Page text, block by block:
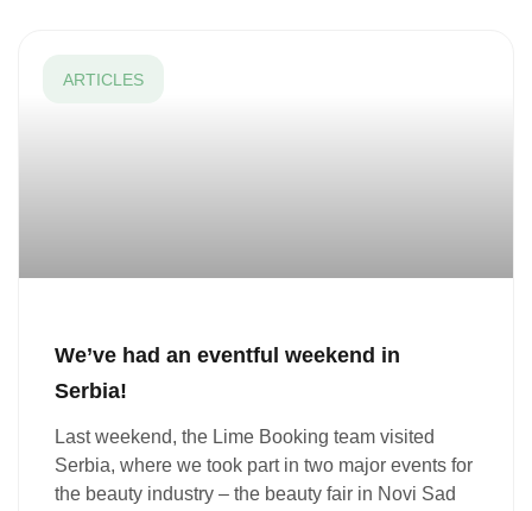
ARTICLES
We’ve had an eventful weekend in
Serbia!
Last weekend, the Lime Booking team visited
Serbia, where we took part in two major events for
the beauty industry – the beauty fair in Novi Sad